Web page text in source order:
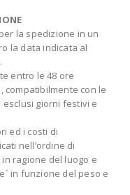
la spedizione in un
la data indicata al
entro le 48 ore
compatibilmente con le
giorni festivi e
ed i costi di
nell’ordine di
ragione del luogo e
in funzione del peso e